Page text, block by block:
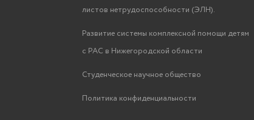
листов нетрудоспособности (ЭЛН).
Развитие системы комплексной помощи детям
с РАС в Нижегородской области
Студенческое научное общество
Политика конфиденциальности